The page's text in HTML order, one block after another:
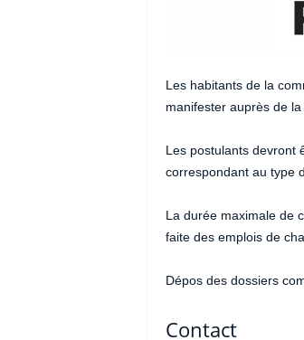
Les habitants de la
manifester auprès de
Les postulants devront
correspondant au type
La durée maximale de
faite des emplois de
Dépos des dossiers
Contact